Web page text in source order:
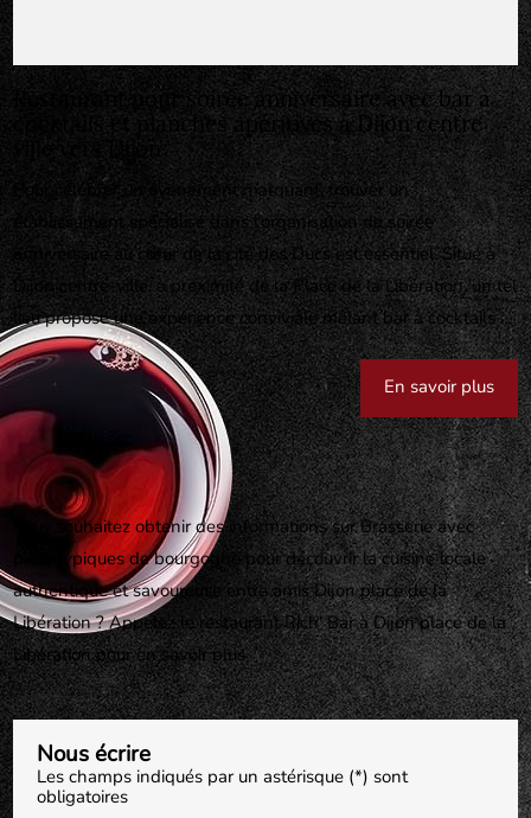
Restaurant pour soirée anniversaire avec bar à
cocktails et planches apéritives à Dijon centre
ville vers Dijon
Pour célébrer un événement marquant, trouver un
établissement spécialisé dans l'organisation de soirée
anniversaire au cœur de la cité des Ducs est essentiel. Situé à
Dijon centre-ville, à proximité de la Place de la Libération, un tel
lieu propose une expérience conviviale mêlant bar à cocktails ...
En savoir plus
Vous souhaitez obtenir des informations sur Brasserie avec
plats typiques de bourgogne pour découvrir la cuisine locale
authentique et savoureuse entre amis Dijon place de la
Libération ? Appelez le restaurant Rich' Bar à Dijon place de la
Libération pour en savoir plus
Nous écrire
Les champs indiqués par un astérisque (*) sont
obligatoires